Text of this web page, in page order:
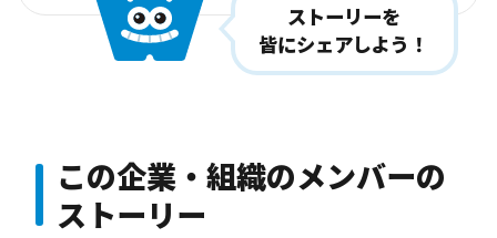
ストーリーを
皆にシェアしよう！
この企業・組織のメンバーの
ストーリー